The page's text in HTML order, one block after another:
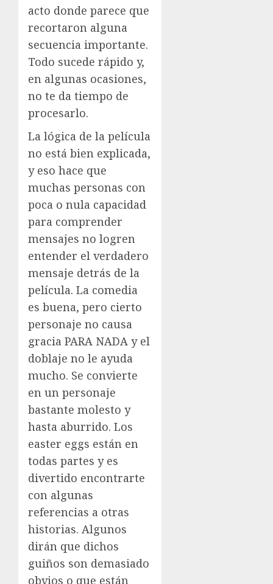
acto donde parece que
recortaron alguna
secuencia importante.
Todo sucede rápido y,
en algunas ocasiones,
no te da tiempo de
procesarlo.
La lógica de la película
no está bien explicada,
y eso hace que
muchas personas con
poca o nula capacidad
para comprender
mensajes no logren
entender el verdadero
mensaje detrás de la
película. La comedia
es buena, pero cierto
personaje no causa
gracia PARA NADA y el
doblaje no le ayuda
mucho. Se convierte
en un personaje
bastante molesto y
hasta aburrido. Los
easter eggs están en
todas partes y es
divertido encontrarte
con algunas
referencias a otras
historias. Algunos
dirán que dichos
guiños son demasiado
obvios o que están